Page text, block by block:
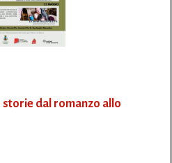
storie dal romanzo allo